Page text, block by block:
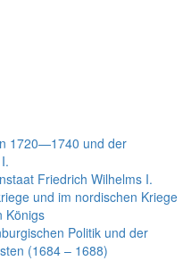
1720—1740 und der
Friedrich Wilhelms I.
und im nordischen Kriege
Königs
Politik und der
(1684 – 1688)